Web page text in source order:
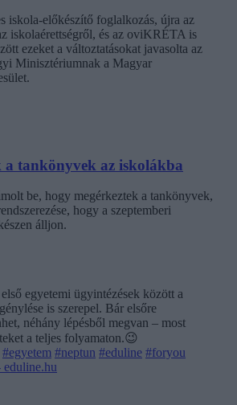
iskola-előkészítő foglalkozás, újra az
iskolaérettségről, és az oviKRÉTA is
ezeket a változtatásokat javasolta az
Minisztériumnak a Magyar
tankönyvek az iskolákba
be, hogy megérkeztek a tankönyvek,
hogy a szeptemberi
álljon.
egyetemi ügyintézések között a
is szerepel. Bár elsőre
néhány lépésből megvan – most
a teljes folyamaton.😉
#egyetem #neptun #eduline #foryou